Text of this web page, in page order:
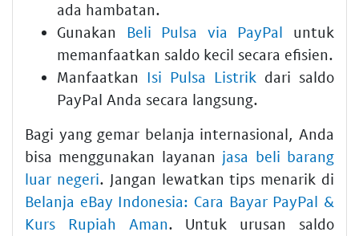
ada hambatan.
Gunakan Beli Pulsa via PayPal untuk
memanfaatkan saldo kecil secara efisien.
Manfaatkan Isi Pulsa Listrik dari saldo
PayPal Anda secara langsung.
Bagi yang gemar belanja internasional, Anda
bisa menggunakan layanan jasa beli barang
luar negeri. Jangan lewatkan tips menarik di
Belanja eBay Indonesia: Cara Bayar PayPal &
Kurs Rupiah Aman. Untuk urusan saldo